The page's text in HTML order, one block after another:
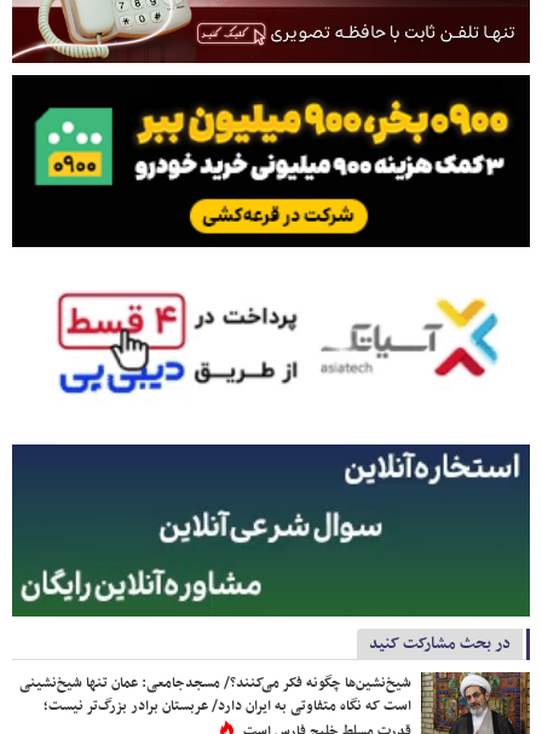
در بحث مشارکت کنید
شیخ‌نشین‌ها چگونه فکر می‌کنند؟/ مسجدجامعی: عمان تنها شیخ‌نشینی
است که نگاه متفاوتی به ایران دارد/ عربستان برادر بزرگ‌تر نیست؛